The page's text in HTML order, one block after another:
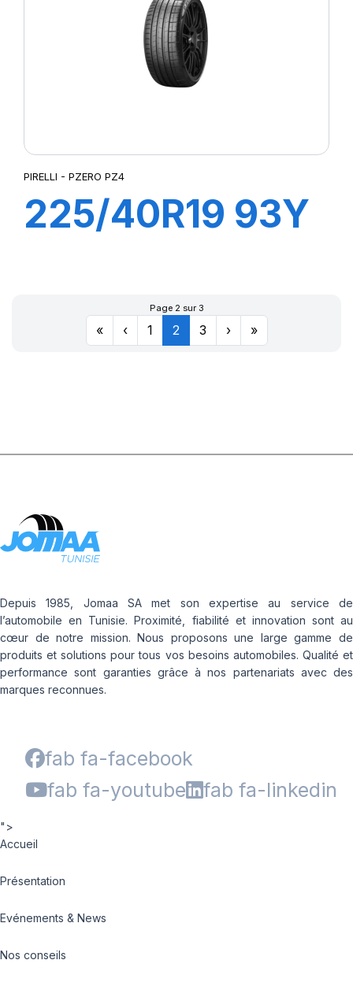
PIRELLI - PZERO PZ4
225/40R19 93Y
PZ4(*)(KS)
Page 2 sur 3
« ‹ 1 2 3 › »
Depuis 1985, Jomaa SA met son expertise au service de
l’automobile en Tunisie. Proximité, fiabilité et innovation sont au
cœur de notre mission. Nous proposons une large gamme de
produits et solutions pour tous vos besoins automobiles. Qualité et
performance sont garanties grâce à nos partenariats avec des
marques reconnues.
fab fa-facebook
fab fa-youtube
fab fa-linkedin
">
Accueil
Présentation
Evénements & News
Nos conseils